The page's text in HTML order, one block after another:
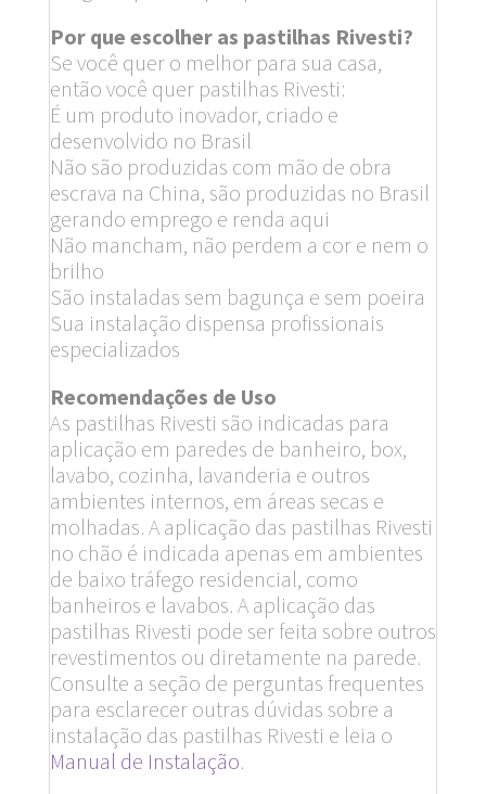
Por que escolher as pastilhas Rivesti?
Se você quer o melhor para sua casa,
então você quer pastilhas Rivesti:
É um produto inovador, criado e
desenvolvido no Brasil
Não são produzidas com mão de obra
escrava na China, são produzidas no Brasil
gerando emprego e renda aqui
Não mancham, não perdem a cor e nem o
brilho
São instaladas sem bagunça e sem poeira
Sua instalação dispensa profissionais
especializados
Recomendações de Uso
As pastilhas Rivesti são indicadas para
aplicação em paredes de banheiro, box,
lavabo, cozinha, lavanderia e outros
ambientes internos, em áreas secas e
molhadas. A aplicação das pastilhas Rivesti
no chão é indicada apenas em ambientes
de baixo tráfego residencial, como
banheiros e lavabos. A aplicação das
pastilhas Rivesti pode ser feita sobre outros
revestimentos ou diretamente na parede.
Consulte a seção de perguntas frequentes
para esclarecer outras dúvidas sobre a
instalação das pastilhas Rivesti e leia o
Manual de Instalação.